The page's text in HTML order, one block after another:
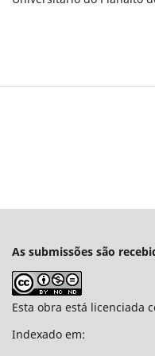
As submissões são
Esta obra está licenciada
Indexado em: